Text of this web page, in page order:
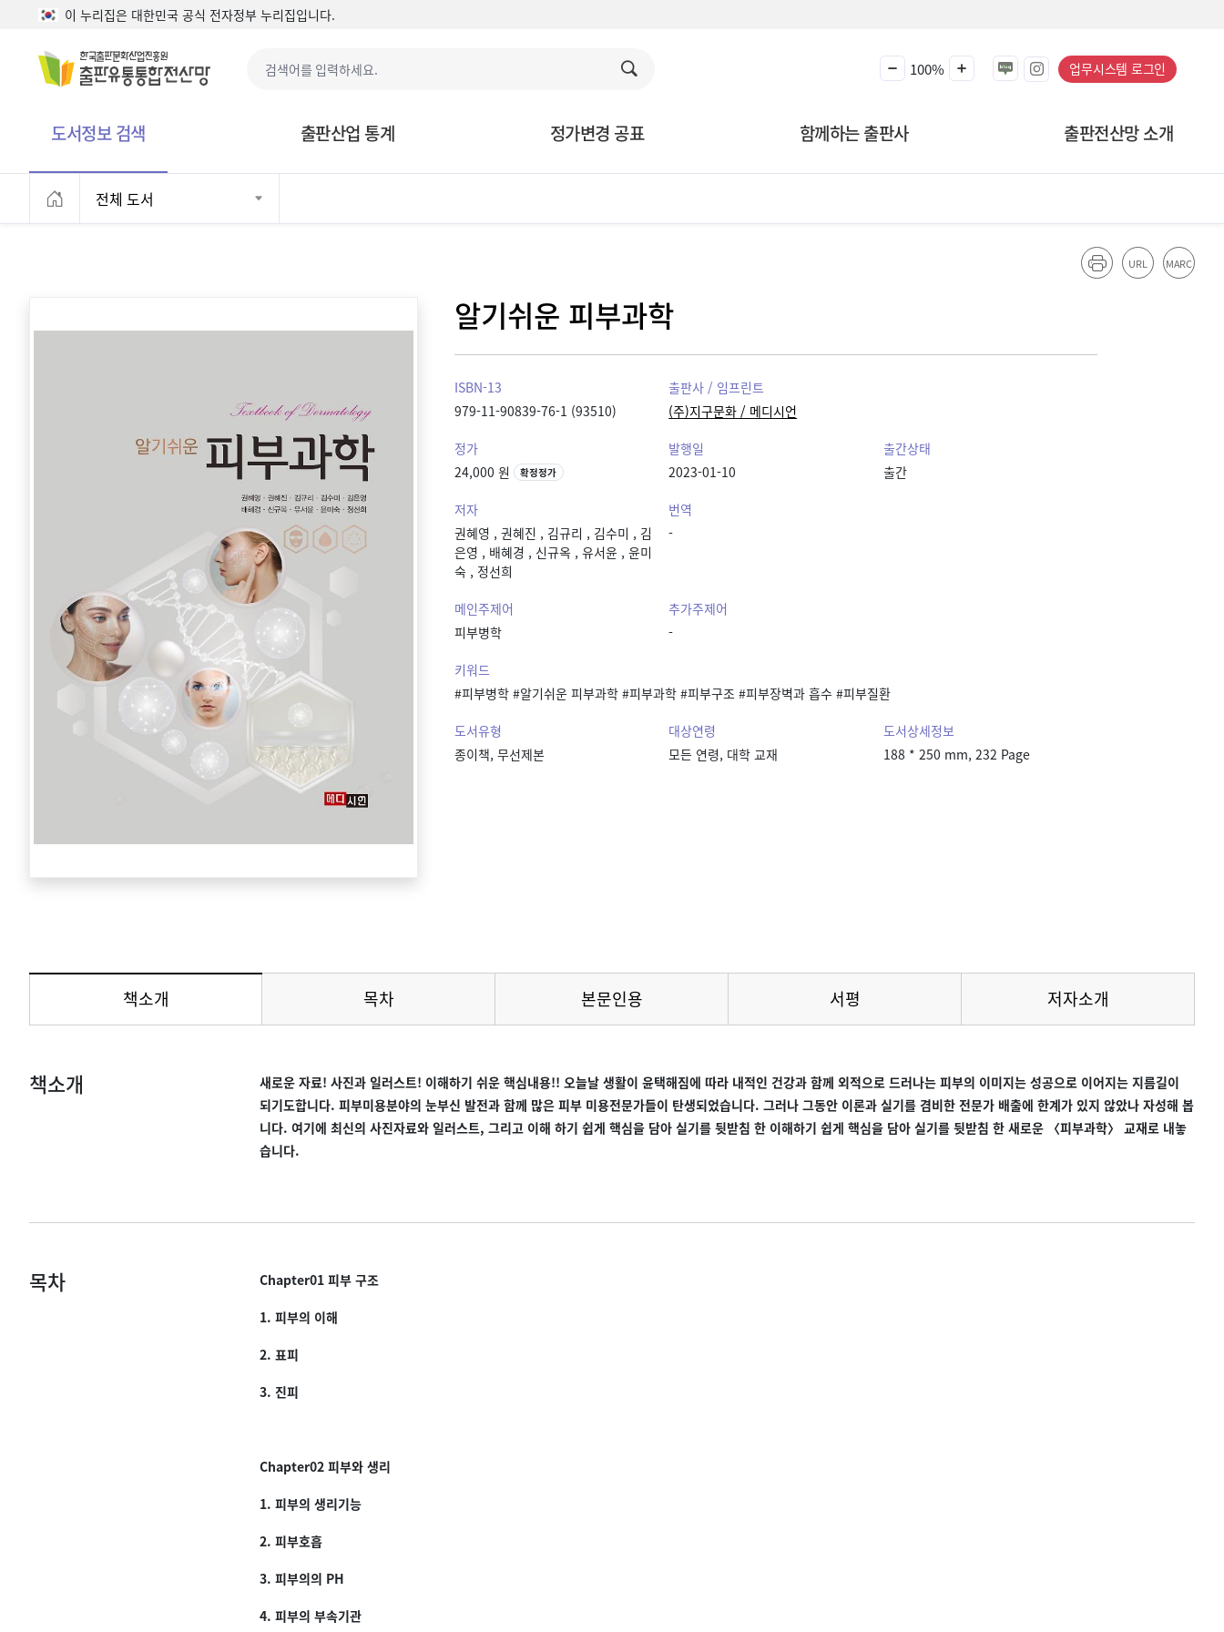
본문으로 바로가기이 누리집은 대한민국 공식 전자정부 누리집입니다.
100% 업무시스템 로그인
도서정보 검색 출판산업 통계 정가변경 공표 함께하는 출판사 출판전산망 소개
홈 전체 도서
알기쉬운 피부과학
ISBN-13
979-11-90839-76-1 (93510)
출판사 / 임프린트
(주)지구문화 / 메디시언
정가
24,000 원
확정정가
발행일
2023-01-10
출간상태
출간
저자
권혜영 , 권혜진 , 김규리 , 김수미 , 김
은영 , 배혜경 , 신규옥 , 유서윤 , 윤미
숙 , 정선희
번역
-
메인주제어
피부병학
추가주제어
-
키워드
#피부병학 #알기쉬운 피부과학 #피부과학 #피부구조 #피부장벽과 흡수 #피부질환
도서유형
종이책, 무선제본
대상연령
모든 연령, 대학 교재
도서상세정보
188 * 250 mm, 232 Page
URL MARC
책소개메뉴 선택됨 목차 본문인용 서평 저자소개
책소개
새로운 자료! 사진과 일러스트! 이해하기 쉬운 핵심내용!! 오늘날 생활이 윤택해짐에 따라 내적인 건강과 함께 외적으로 드러나는 피부의 이미지는 성공으로 이어지는 지름길이
되기도합니다. 피부미용분야의 눈부신 발전과 함께 많은 피부 미용전문가들이 탄생되었습니다. 그러나 그동안 이론과 실기를 겸비한 전문가 배출에 한계가 있지 않았나 자성해 봅
니다. 여기에 최신의 사진자료와 일러스트, 그리고 이해 하기 쉽게 핵심을 담아 실기를 뒷받침 한 이해하기 쉽게 핵심을 담아 실기를 뒷받침 한 새로운 〈피부과학〉 교재로 내놓
습니다.
목차 Chapter01 피부 구조
1. 피부의 이해
2. 표피
3. 진피
Chapter02 피부와 생리
1. 피부의 생리기능
2. 피부호흡
3. 피부의의 PH
4. 피부의 부속기관